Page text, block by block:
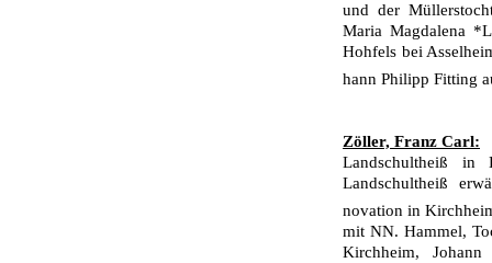
und der
Maria Magdalena
Hohfels bei
hann Philipp Fit­ting
Zöller, Franz Carl:
Landschultheiß
Landschultheiß
novation in
mit NN. Hammel,
Kirchheim,